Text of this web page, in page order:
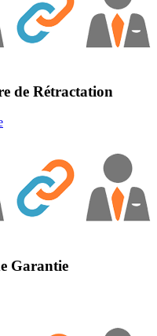
de Rétractation
Garantie